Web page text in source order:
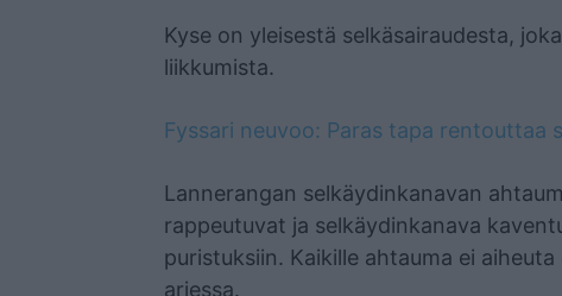
Kyse on yleisestä selkäsairaudesta,
liikkumista.
Fyssari neuvoo: Paras tapa rentouttaa
Lannerangan selkäydinkanavan
rappeutuvat ja selkäydinkanava
puristuksiin. Kaikille ahtauma ei
arjessa.